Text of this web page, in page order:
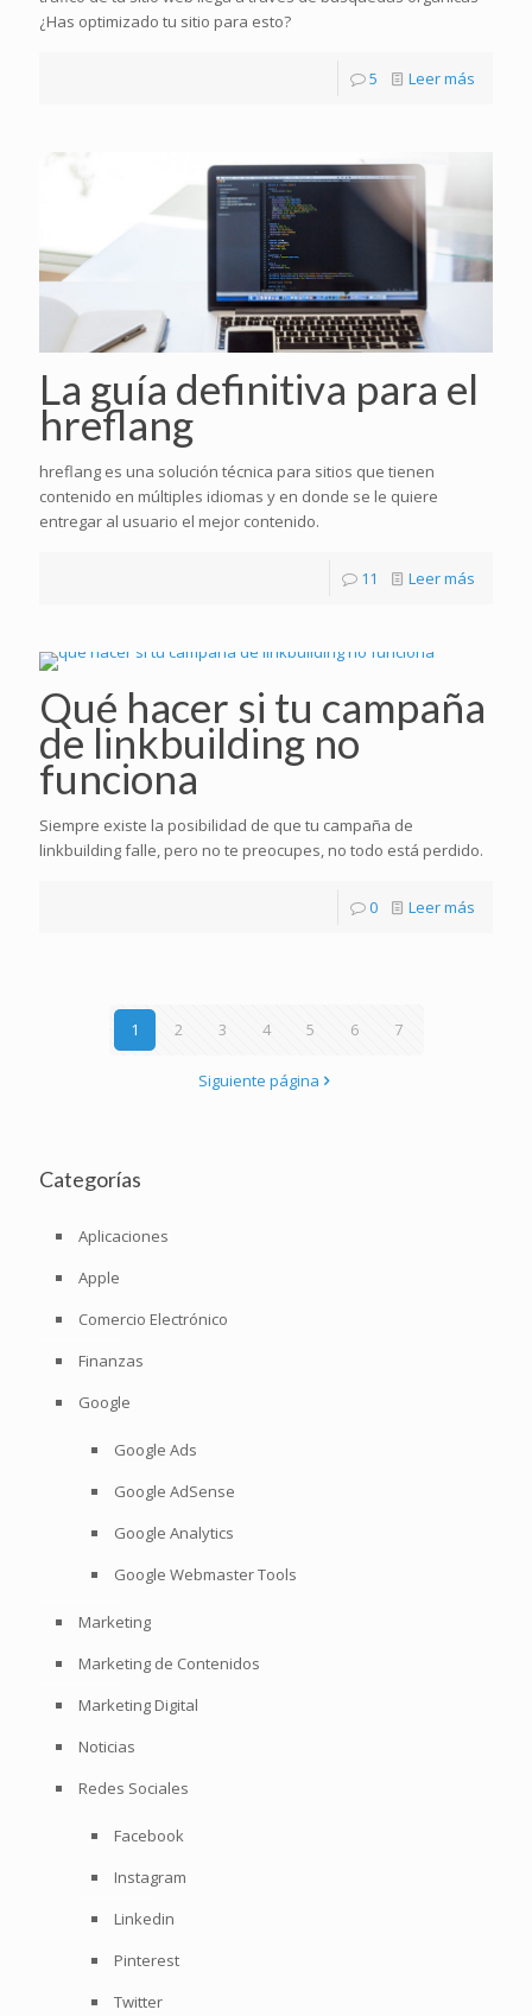
¿Has optimizado tu sitio para esto?
5 Leer más
La guía definitiva para el
hreflang
hreflang es una solución técnica para sitios que tienen
contenido en múltiples idiomas y en donde se le quiere
entregar al usuario el mejor contenido.
11 Leer más
Qué hacer si tu campaña
de linkbuilding no
funciona
Siempre existe la posibilidad de que tu campaña de
linkbuilding falle, pero no te preocupes, no todo está perdido.
0 Leer más
1 2 3 4 5 6 7
Siguiente página
Categorías
Aplicaciones
Apple
Comercio Electrónico
Finanzas
Google
Google Ads
Google AdSense
Google Analytics
Google Webmaster Tools
Marketing
Marketing de Contenidos
Marketing Digital
Noticias
Redes Sociales
Facebook
Instagram
Linkedin
Pinterest
Twitter